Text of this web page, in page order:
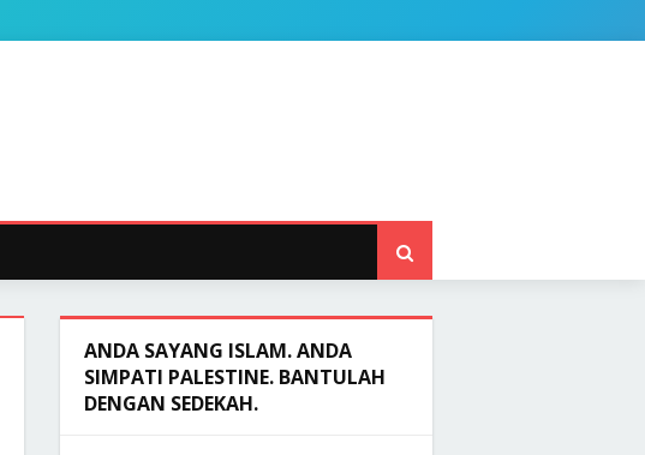
ANDA SAYANG ISLAM. ANDA
SIMPATI PALESTINE. BANTULAH
DENGAN SEDEKAH.